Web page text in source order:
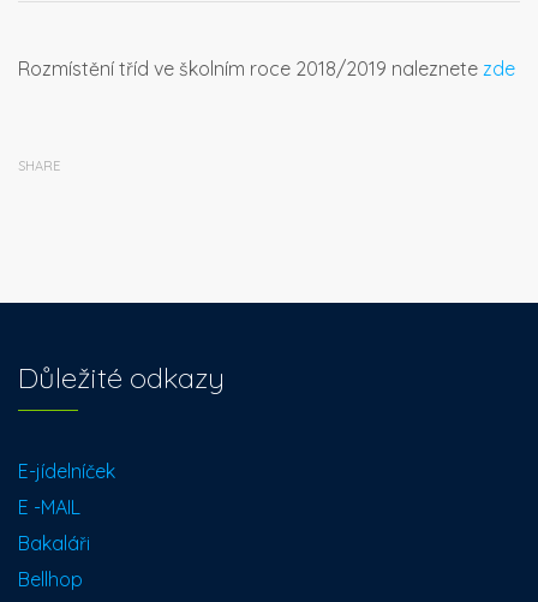
Rozmístění tříd ve školním roce 2018/2019 naleznete zde
SHARE
Důležité odkazy
E-jídelníček
E -MAIL
Bakaláři
Bellhop